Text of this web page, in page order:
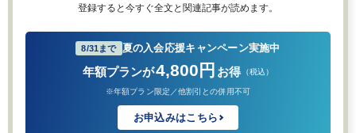
登録すると今すぐ全文と関連記事が読めます。
8/31まで 夏の入会応援キャンペーン実施中
年額プランが4,800円 お得 （税込）
※年額プラン限定／他割引との併用不可
お申込みはこちら